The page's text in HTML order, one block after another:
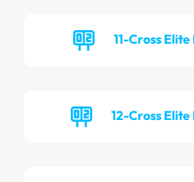
11-Cross
12-Cross Elite